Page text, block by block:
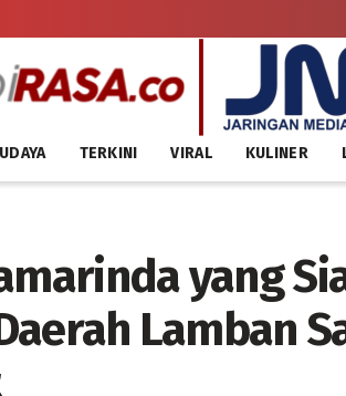
TERKINI VIRAL KULINER
yang
Lamban